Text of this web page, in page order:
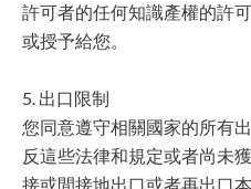
許可者的任何知識產權的許
或授予給您。
5. 出口限制
您同意遵守相關國家的所有
反這些法律和規定或者尚未
接或間接地出口或者再出口本